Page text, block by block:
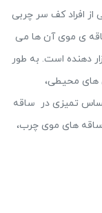
افراد کف سر چربی
ی موی آن ها می
دهنده است. به طور
های محیطی،
تمیزی در ساقه
های موی چرب،